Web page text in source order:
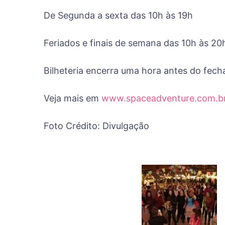
De Segunda a sexta das 10h às 19h
Feriados e finais de semana das 10h às
Bilheteria encerra uma hora antes do
Veja mais em
Foto Crédito: Divulgação
Post